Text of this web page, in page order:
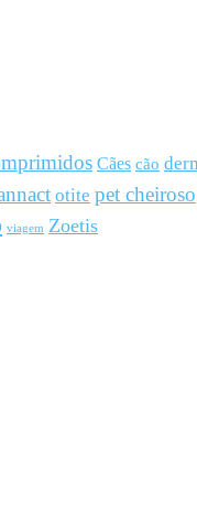
Cães cão
otite pet cheiroso
viagem Zoetis